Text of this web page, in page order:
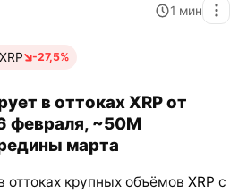
1 мин
XRP -27,5%
в оттоках XRP от
февраля, ~50M
марта
оттоках крупных объёмов XRP с